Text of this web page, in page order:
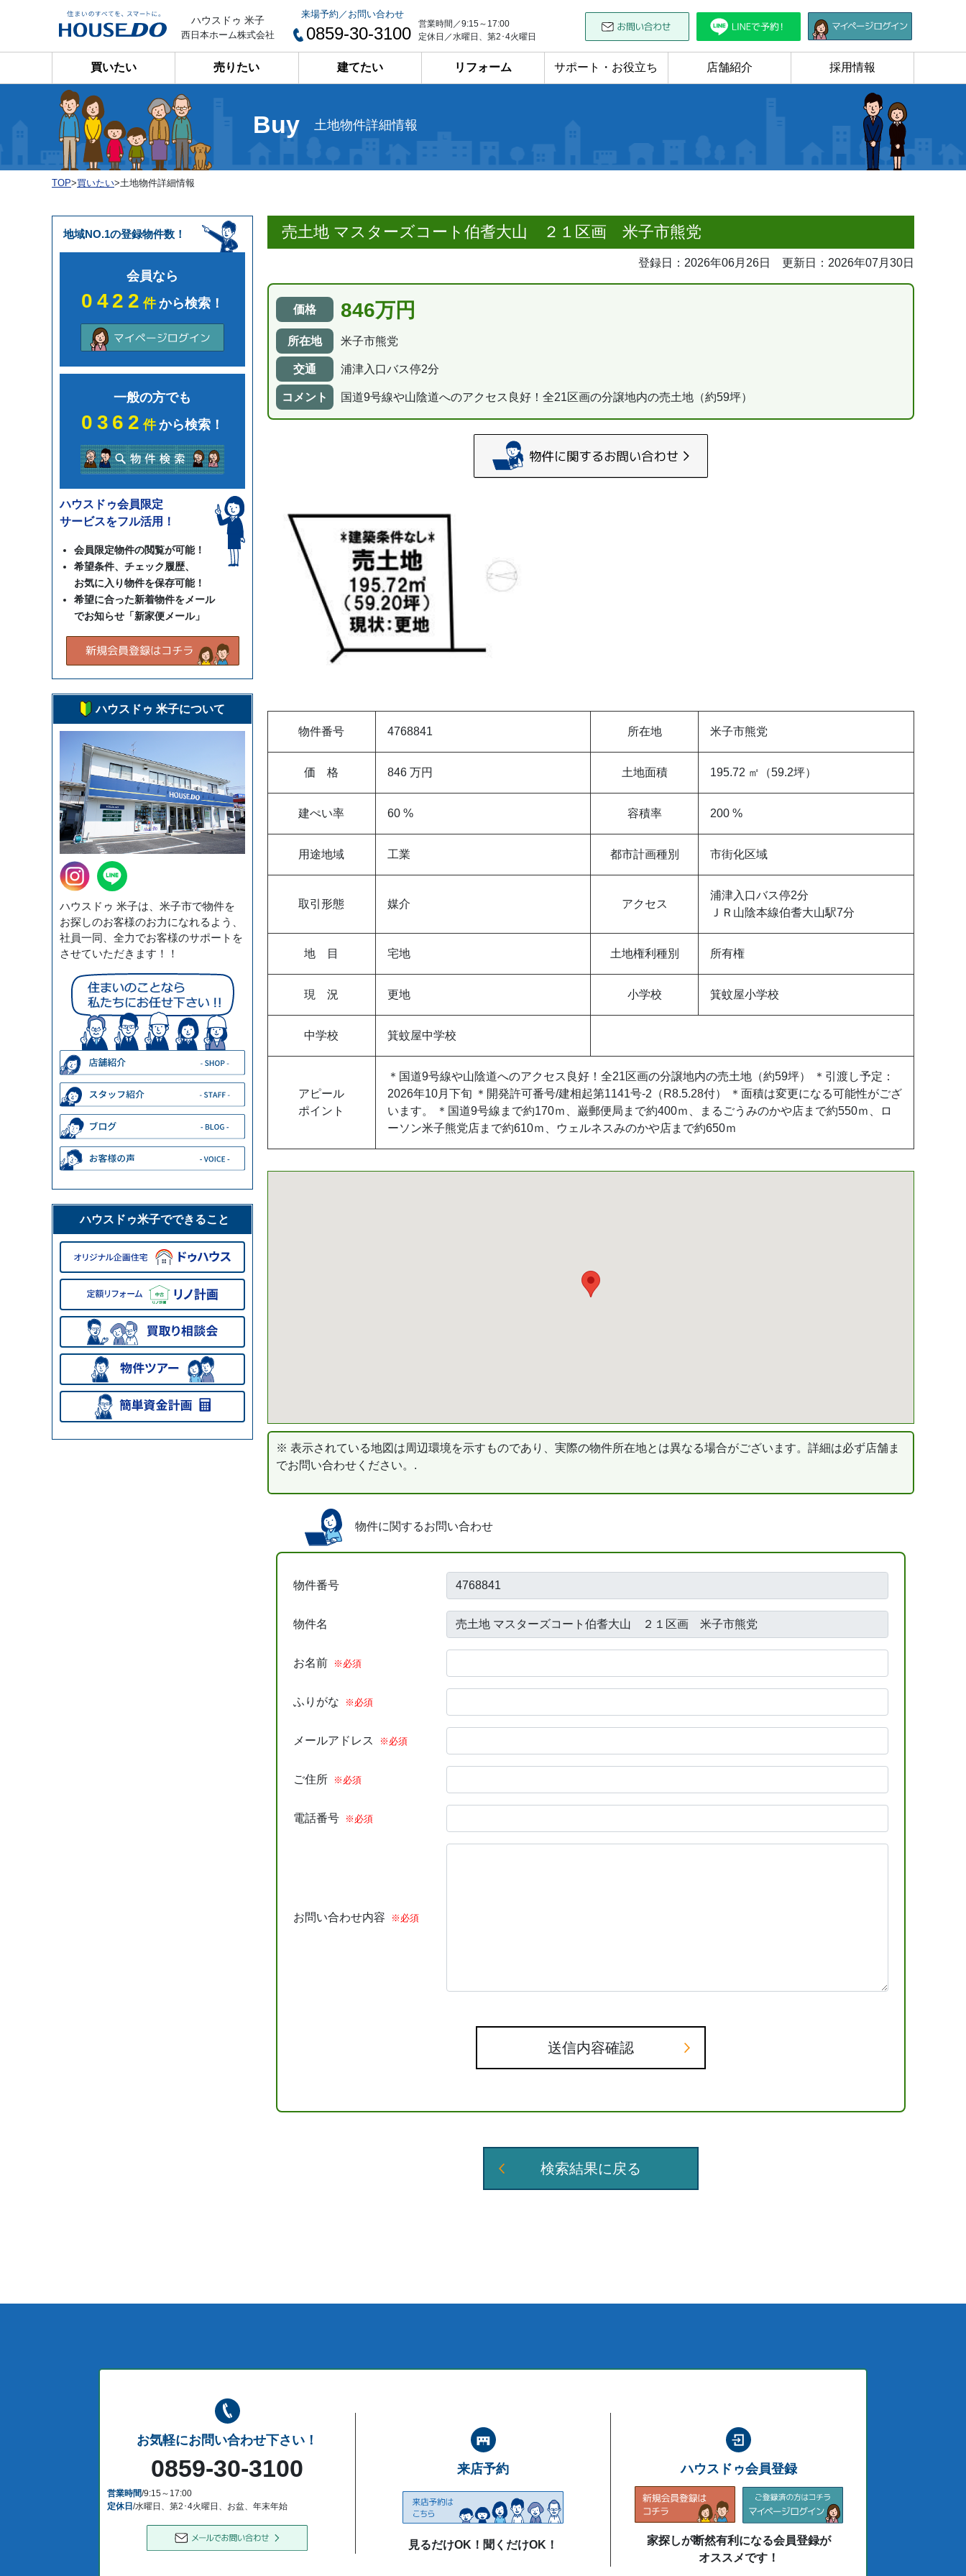
ハウスドゥ 米子
西日本ホーム株式会社
来場予約／お問い合わせ
0859-30-3100
営業時間／9:15～17:00
定休日／水曜日、第2･4火曜日
買いたい 売りたい 建てたい リフォーム サポート・お役立ち 店舗紹介 採用情報
Buy 土地物件詳細情報
TOP>買いたい>土地物件詳細情報
売土地 マスターズコート伯耆大山 ２１区画 米子市熊党
登録日：2026年06月26日 更新日：2026年07月30日
価格 846万円
所在地 米子市熊党
交通 浦津入口バス停2分
コメント 国道9号線や山陰道へのアクセス良好！全21区画の分譲地内の売土地（約59坪）
物件番号 4768841 所在地 米子市熊党
価 格 846 万円 土地面積 195.72 ㎡（59.2坪）
建ぺい率 60 % 容積率 200 %
用途地域 工業 都市計画種別 市街化区域
取引形態 媒介 アクセス
浦津入口バス停2分
ＪＲ山陰本線伯耆大山駅7分
地 目 宅地 土地権利種別 所有権
現 況 更地 小学校 箕蚊屋小学校
中学校 箕蚊屋中学校
アピール
ポイント
＊国道9号線や山陰道へのアクセス良好！全21区画の分譲地内の売土地（約59坪） ＊引渡し予定：
2026年10月下旬 ＊開発許可番号/建相起第1141号-2（R8.5.28付） ＊面積は変更になる可能性がござ
います。 ＊国道9号線まで約170ｍ、巌郵便局まで約400ｍ、まるごうみのかや店まで約550ｍ、ロ
ーソン米子熊党店まで約610ｍ、ウェルネスみのかや店まで約650ｍ
※ 表示されている地図は周辺環境を示すものであり、実際の物件所在地とは異なる場合がございます。詳細は必ず店舗ま
でお問い合わせください。.
物件に関するお問い合わせ
物件番号
物件名
お名前 ※必須
ふりがな ※必須
メールアドレス ※必須
ご住所 ※必須
電話番号 ※必須
お問い合わせ内容 ※必須
送信内容確認
検索結果に戻る
地域NO.1の登録物件数！
会員なら
0422件から検索！
一般の方でも
0362件から検索！
ハウスドゥ会員限定
サービスをフル活用！
会員限定物件の閲覧が可能！
希望条件、チェック履歴、
お気に入り物件を保存可能！
希望に合った新着物件をメール
でお知らせ「新家便メール」
ハウスドゥ 米子について
ハウスドゥ 米子は、米子市で物件を
お探しのお客様のお力になれるよう、
社員一同、全力でお客様のサポートを
させていただきます！！
ハウスドゥ米子でできること
お気軽にお問い合わせ下さい！
0859-30-3100
営業時間/9:15～17:00
定休日 /水曜日、第2･4火曜日、お盆、年末年始
来店予約
見るだけOK！聞くだけOK！
ハウスドゥ会員登録
家探しが断然有利になる会員登録が
オススメです！